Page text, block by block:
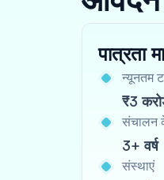
पात्रता
न्यूनतम
₹3
संचालन
3+ वर्ष
संस्थाएं